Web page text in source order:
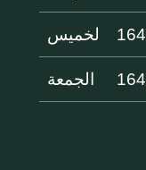
لخميس
الجمعة